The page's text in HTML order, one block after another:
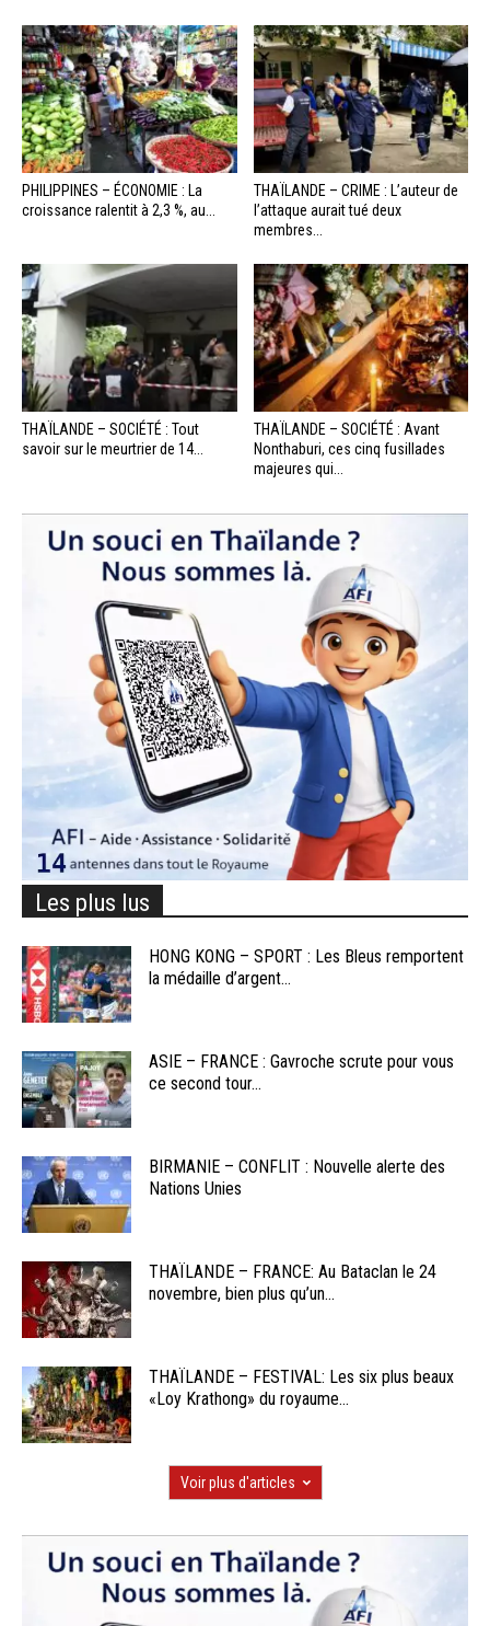
PHILIPPINES – ÉCONOMIE : La
croissance ralentit à 2,3 %, au...
THAÏLANDE – CRIME : L’auteur de
l’attaque aurait tué deux
membres...
THAÏLANDE – SOCIÉTÉ : Tout
savoir sur le meurtrier de 14...
THAÏLANDE – SOCIÉTÉ : Avant
Nonthaburi, ces cinq fusillades
majeures qui...
Les plus lus
HONG KONG – SPORT : Les Bleus remportent
la médaille d’argent...
ASIE – FRANCE : Gavroche scrute pour vous
ce second tour...
BIRMANIE – CONFLIT : Nouvelle alerte des
Nations Unies
THAÏLANDE – FRANCE: Au Bataclan le 24
novembre, bien plus qu’un...
THAÏLANDE – FESTIVAL: Les six plus beaux
«Loy Krathong» du royaume...
Voir plus d'articles